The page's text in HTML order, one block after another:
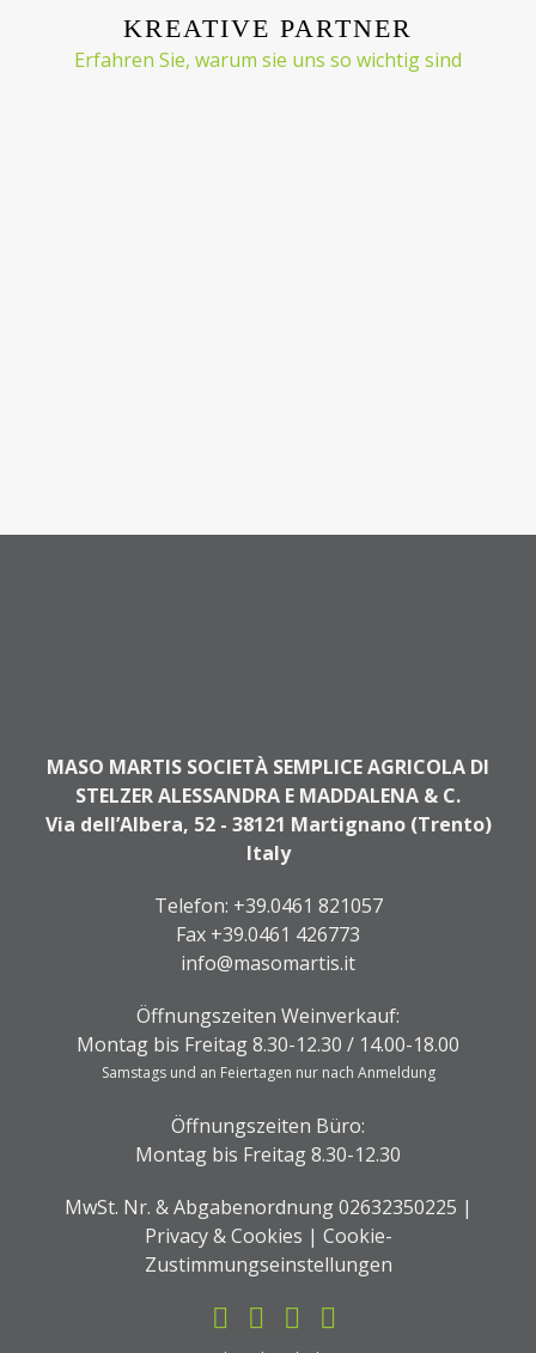
KREATIVE PARTNER
Erfahren Sie, warum sie uns so wichtig sind
MASO MARTIS SOCIETÀ SEMPLICE AGRICOLA DI
STELZER ALESSANDRA E MADDALENA & C.
Via dell’Albera, 52 - 38121 Martignano (Trento)
Italy
Telefon: +39.0461 821057
Fax +39.0461 426773
info@masomartis.it
Öffnungszeiten Weinverkauf:
Montag bis Freitag 8.30-12.30 / 14.00-18.00
Samstags und an Feiertagen nur nach Anmeldung
Öffnungszeiten Büro:
Montag bis Freitag 8.30-12.30
MwSt. Nr. & Abgabenordnung 02632350225 |
Privacy & Cookies | Cookie-
Zustimmungseinstellungen